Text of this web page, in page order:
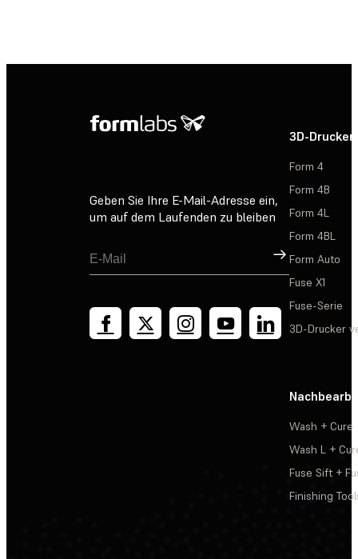
Geben Sie Ihre E-Mail-Adresse ein,
um auf dem Laufenden zu bleiben
Registrieren
3D-Drucker
Form 4
Form 4B
Form 4L
Form 4BL
Form Auto
Fuse X1
Fuse-Serie
3D-Drucker
Wash + Cure
Wash L +
Fuse Sift +
Finishing